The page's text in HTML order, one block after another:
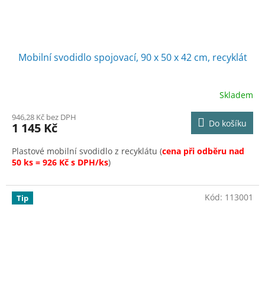
Mobilní svodidlo spojovací, 90 x 50 x 42 cm, recyklát
Skladem
946,28 Kč bez DPH
1 145 Kč Do košíku
Plastové mobilní svodidlo z recyklátu (cena při odběru nad
50 ks = 926 Kč s DPH/ks)
Tip Kód: 113001